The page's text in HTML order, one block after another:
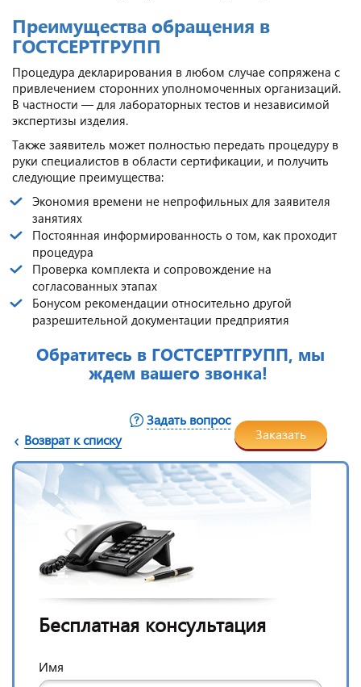
Преимущества обращения в
ГОСТСЕРТГРУПП
Процедура декларирования в любом случае сопряжена с
привлечением сторонних уполномоченных организаций.
В частности — для лабораторных тестов и независимой
экспертизы изделия.
Также заявитель может полностью передать процедуру в
руки специалистов в области сертификации, и получить
следующие преимущества:
Экономия времени не непрофильных для заявителя
занятиях
Постоянная информированность о том, как проходит
процедура
Проверка комплекта и сопровождение на
согласованных этапах
Бонусом рекомендации относительно другой
разрешительной документации предприятия
Обратитесь в ГОСТСЕРТГРУПП, мы
ждем вашего звонка!
Возврат к списку
Задать вопрос
Заказать
Бесплатная консультация
Имя